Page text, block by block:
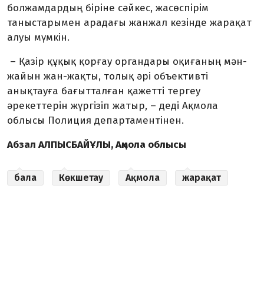
болжамдардың біріне сәйкес, жасөспірім
таныстарымен арадағы жанжал кезінде жарақат
алуы мүмкін.
– Қазір құқық қорғау органдары оқиғаның мән-
жайын жан-жақты, толық әрі объективті
анықтауға бағытталған қажетті тергеу
әрекеттерін жүргізіп жатыр, – деді Ақмола
облысы Полиция департаментінен.
Абзал АЛПЫСБАЙҰЛЫ, Ақмола облысы
бала Көкшетау Ақмола жарақат